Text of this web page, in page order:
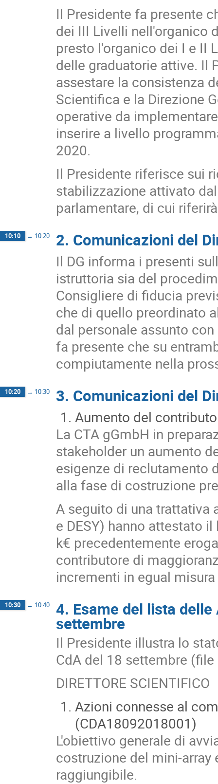
Il Presidente fa presente
dei III Livelli nell'organico
presto l'organico dei I e II
delle graduatorie attive. Il
assestare la consistenza
Scientifica e la Direzione
operative da
inserire a livello
2020.
Il Presidente riferisce sui
stabilizzazione attivato
parlamentare, di cui
10:10 → 10:20 2. Comunicazioni del
Il DG informa i presenti
istruttoria sia del
Consigliere di fiducia
che di quello preordinato
dal personale assunto
fa presente che su
compiutamente nella
10:20 → 10:30 3. Comunicazioni del
Aumento del
La CTA gGmbH in
stakeholder un aumento
esigenze di reclutamento
alla fase di costruzione
A seguito di una trattativa
e DESY) hanno attestato
k€ precedentemente
contributore di
incrementi in egual
10:30 → 10:40 4. Esame del lista
settembre
Il Presidente illustra lo
CdA del 18 settembre
DIRETTORE SCIENTIFICO
Azioni connesse al
(CDA18092018001)
L'obiettivo generale di
costruzione del mini-
raggiungibile.